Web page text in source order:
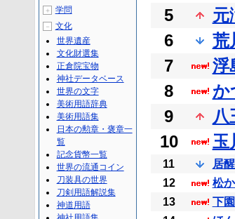
5
元
6
荒
7
浮
8
か
9
10
玉
11
居
12
松
13
下
＋ 学問
－
文化
世界遺産
文化財選集
正倉院宝物
神社データベース
世界の文字
美術用語辞典
美術用語集
日本の勲章・褒章一
覧
記念貨幣一覧
世界の流通コイン
刀装具の世界
刀剣用語解説集
神道用語